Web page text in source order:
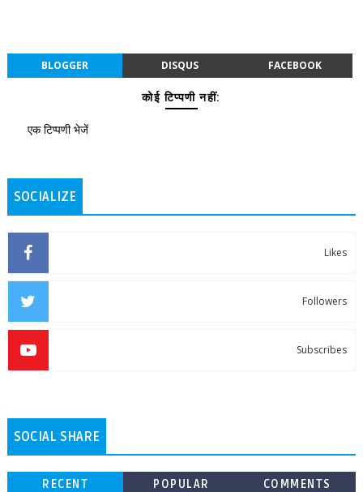
BLOGGER DISQUS FACEBOOK
कोई टिप्पणी नहीं:
एक टिप्पणी भेजें
SOCIALIZE
Likes
Followers
Subscribes
SOCIAL SHARE
RECENT POPULAR COMMENTS